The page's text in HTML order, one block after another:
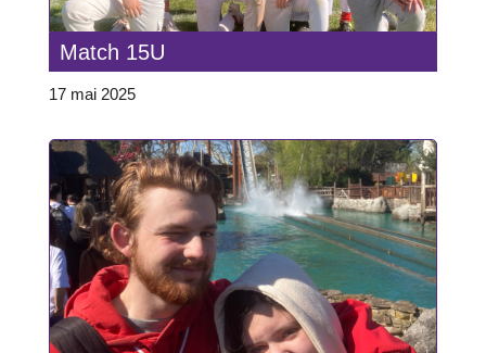
Match 15U
17 mai 2025